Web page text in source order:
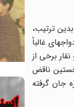
ترتیب،
غالباً‌
برخی از
ناقض
جان گرفته